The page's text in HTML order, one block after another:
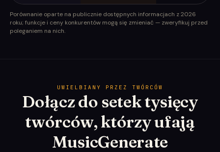
Porównanie oparte na publicznie dostępnych informacjach z 2026
roku; funkcje i ceny konkurentów mogą się zmieniać — zweryfikuj przed
poleganiem na nich.
UWIELBIANY PRZEZ TWÓRCÓW
Dołącz do setek tysięcy
twórców, którzy ufają
MusicGenerate